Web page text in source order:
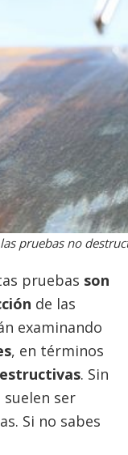
pruebas no
pruebas son
de las
examinando
, en términos
. Sin
ser
Si no sabes